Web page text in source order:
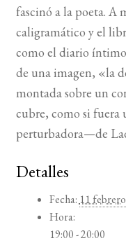
fascinó a la poeta. A
caligramático y el
como el diario íntimo
de una imagen, «la
montada sobre un
cubre, como si
perturbadora—de
Detalles
Fecha:11 febrero
Hora:
19:00 - 20:00